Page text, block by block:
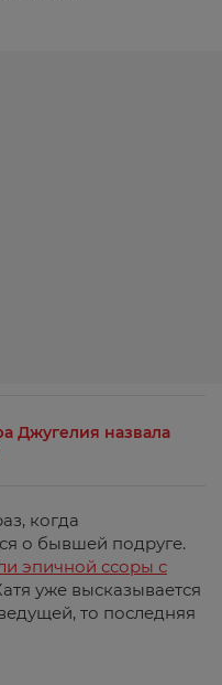
Джугелия назвала
когда
о бывшей подруге.
эпичной ссоры с
уже высказывается
то последняя